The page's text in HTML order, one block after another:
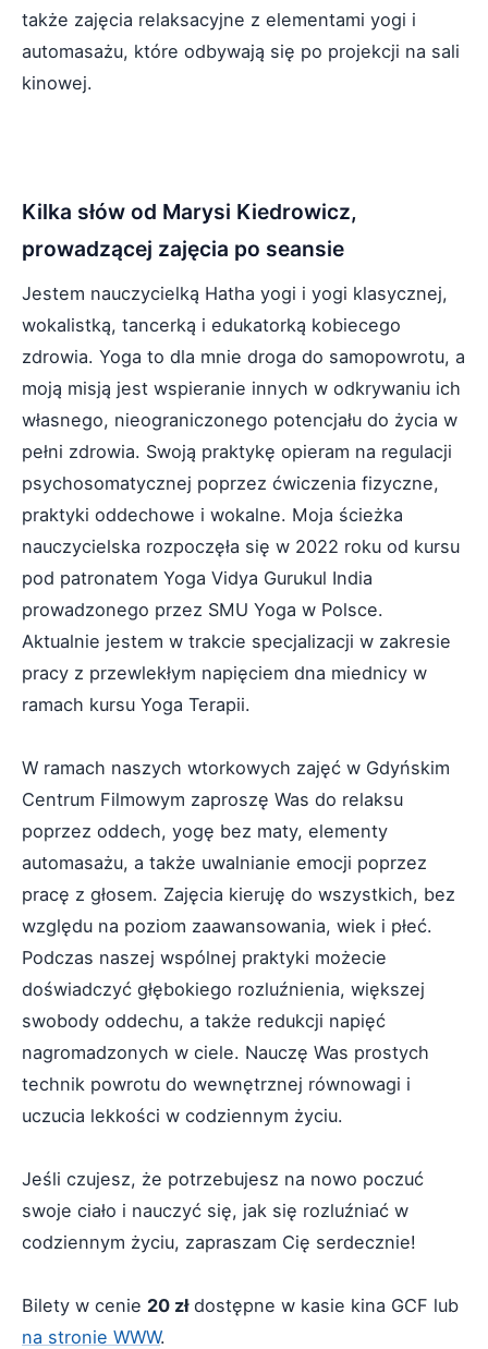
także zajęcia relaksacyjne z elementami yogi i
automasażu, które odbywają się po projekcji na sali
kinowej.
Kilka słów od Marysi Kiedrowicz,
prowadzącej zajęcia po seansie
Jestem nauczycielką Hatha yogi i yogi klasycznej,
wokalistką, tancerką i edukatorką kobiecego
zdrowia. Yoga to dla mnie droga do samopowrotu, a
moją misją jest wspieranie innych w odkrywaniu ich
własnego, nieograniczonego potencjału do życia w
pełni zdrowia. Swoją praktykę opieram na regulacji
psychosomatycznej poprzez ćwiczenia fizyczne,
praktyki oddechowe i wokalne. Moja ścieżka
nauczycielska rozpoczęła się w 2022 roku od kursu
pod patronatem Yoga Vidya Gurukul India
prowadzonego przez SMU Yoga w Polsce.
Aktualnie jestem w trakcie specjalizacji w zakresie
pracy z przewlekłym napięciem dna miednicy w
ramach kursu Yoga Terapii.
W ramach naszych wtorkowych zajęć w Gdyńskim
Centrum Filmowym zaproszę Was do relaksu
poprzez oddech, yogę bez maty, elementy
automasażu, a także uwalnianie emocji poprzez
pracę z głosem. Zajęcia kieruję do wszystkich, bez
względu na poziom zaawansowania, wiek i płeć.
Podczas naszej wspólnej praktyki możecie
doświadczyć głębokiego rozluźnienia, większej
swobody oddechu, a także redukcji napięć
nagromadzonych w ciele. Nauczę Was prostych
technik powrotu do wewnętrznej równowagi i
uczucia lekkości w codziennym życiu.
Jeśli czujesz, że potrzebujesz na nowo poczuć
swoje ciało i nauczyć się, jak się rozluźniać w
codziennym życiu, zapraszam Cię serdecznie!
Bilety w cenie 20 złdostępne w kasie kina GCF lub
na stronie WWW.